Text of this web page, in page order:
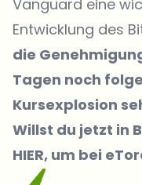
Vanguard eine
Entwicklung des
die
Tagen noch
Kursexplosion
Willst du jetzt in
HIER, um bei